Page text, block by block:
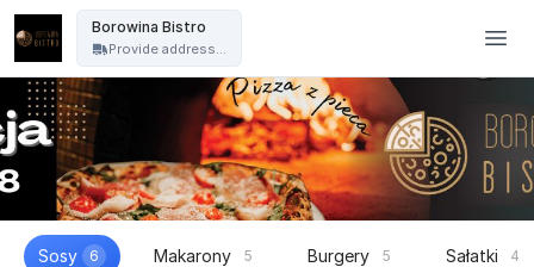
Borowina Bistro
Provide address...
Sosy 6 Makarony 5 Burgery 5 Sałatki 4